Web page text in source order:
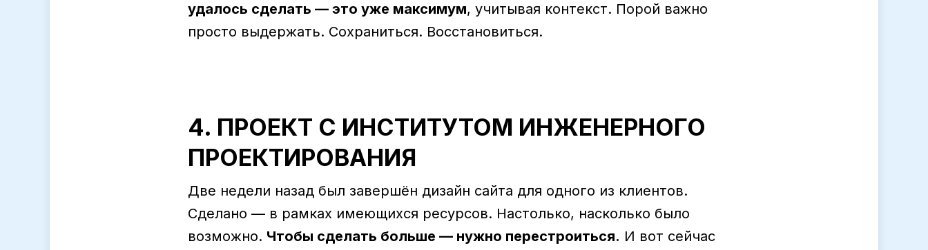
удалось сделать — это уже максимум, учитывая контекст. Порой важно
просто выдержать. Сохраниться. Восстановиться.
4. ПРОЕКТ С ИНСТИТУТОМ ИНЖЕНЕРНОГО
ПРОЕКТИРОВАНИЯ
Две недели назад был завершён дизайн сайта для одного из клиентов.
Сделано — в рамках имеющихся ресурсов. Настолько, насколько было
возможно. Чтобы сделать больше — нужно перестроиться. И вот сейчас